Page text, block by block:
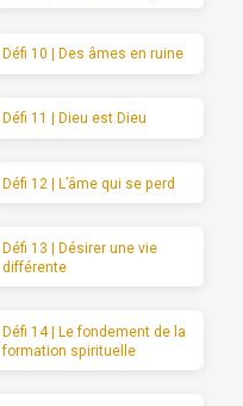
Défi 10 | Des âmes en ruine
Défi 11 | Dieu est Dieu
Défi 12 | L’âme qui se perd
Défi 13 | Désirer une vie
différente
Défi 14 | Le fondement de la
formation spirituelle